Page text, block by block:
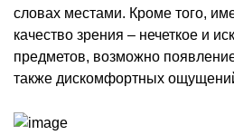
словах местами. Кроме того,
качество зрения – нечеткое и
предметов, возможно
также дискомфортных